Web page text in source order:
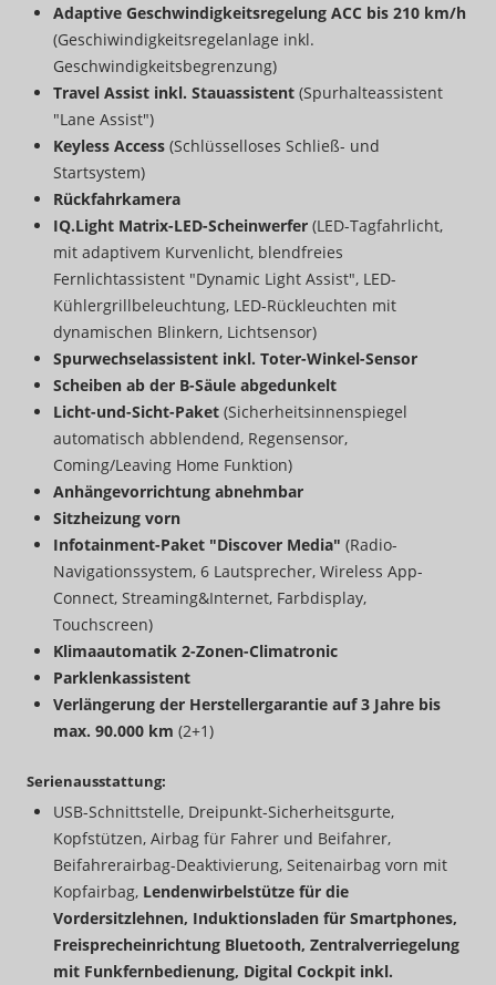
Adaptive Geschwindigkeitsregelung ACC bis 210 km/h
(Geschiwindigkeitsregelanlage inkl.
Geschwindigkeitsbegrenzung)
Travel Assist inkl. Stauassistent (Spurhalteassistent
"Lane Assist")
Keyless Access (Schlüsselloses Schließ- und
Startsystem)
Rückfahrkamera
IQ.Light Matrix-LED-Scheinwerfer (LED-Tagfahrlicht,
mit adaptivem Kurvenlicht, blendfreies
Fernlichtassistent "Dynamic Light Assist", LED-
Kühlergrillbeleuchtung, LED-Rückleuchten mit
dynamischen Blinkern, Lichtsensor)
Spurwechselassistent inkl. Toter-Winkel-Sensor
Scheiben ab der B-Säule abgedunkelt
Licht-und-Sicht-Paket (Sicherheitsinnenspiegel
automatisch abblendend, Regensensor,
Coming/Leaving Home Funktion)
Anhängevorrichtung abnehmbar
Sitzheizung vorn
Infotainment-Paket "Discover Media" (Radio-
Navigationssystem, 6 Lautsprecher, Wireless App-
Connect, Streaming&Internet, Farbdisplay,
Touchscreen)
Klimaautomatik 2-Zonen-Climatronic
Parklenkassistent
Verlängerung der Herstellergarantie auf 3 Jahre bis
max. 90.000 km (2+1)
Serienausstattung:
USB-Schnittstelle, Dreipunkt-Sicherheitsgurte,
Kopfstützen, Airbag für Fahrer und Beifahrer,
Beifahrerairbag-Deaktivierung, Seitenairbag vorn mit
Kopfairbag, Lendenwirbelstütze für die
Vordersitzlehnen, Induktionsladen für Smartphones,
Freisprecheinrichtung Bluetooth, Zentralverriegelung
mit Funkfernbedienung, Digital Cockpit inkl.